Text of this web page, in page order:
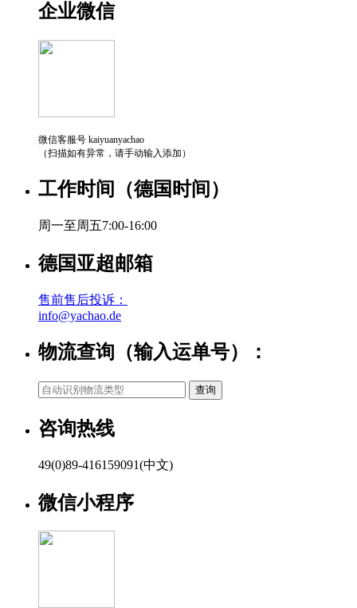
企业微信
微信客服号 kaiyuanyachao
（扫描如有异常，请手动输入添加）
工作时间（德国时间）
周一至周五7:00-16:00
德国亚超邮箱
售前售后投诉：
info@yachao.de
物流查询（输入运单号）：
咨询热线
49(0)89-416159091(中文)
微信小程序